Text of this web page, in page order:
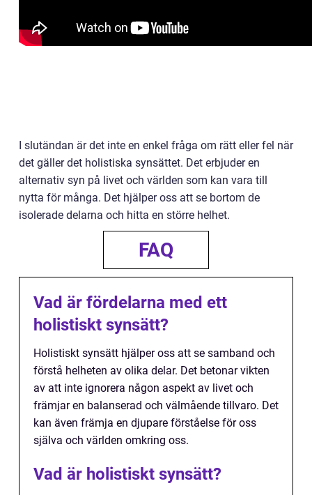
I slutändan är det inte en enkel fråga om rätt eller fel när
det gäller det holistiska synsättet. Det erbjuder en
alternativ syn på livet och världen som kan vara till
nytta för många. Det hjälper oss att se bortom de
isolerade delarna och hitta en större helhet.
FAQ
Vad är fördelarna med ett
holistiskt synsätt?
Holistiskt synsätt hjälper oss att se samband och
förstå helheten av olika delar. Det betonar vikten
av att inte ignorera någon aspekt av livet och
främjar en balanserad och välmående tillvaro. Det
kan även främja en djupare förståelse för oss
själva och världen omkring oss.
Vad är holistiskt synsätt?